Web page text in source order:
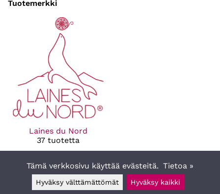
Tuotemerkki
Laines du Nord
37 tuotetta
Tämä verkkosivu käyttää evästeitä. Tietoa »
Hyväksy välttämättömät Hyväksy kaikki